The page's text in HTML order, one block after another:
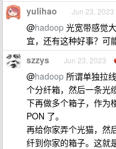
yulihao Jun 23, 2023
@hadoop 光宽带感觉
宜，还有这种好事？可
szzys Jun 23, 2023
@hadoop 所谓单独拉
个分纤箱，然后一条光
下再做多个箱子，作为
PON 了。
再给你家弄个光猫，然
纤到你家的箱子。这就